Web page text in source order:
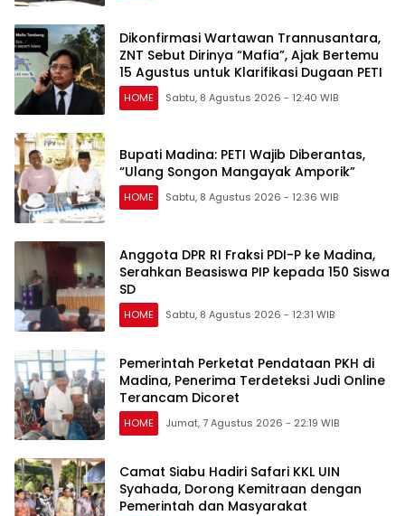
Dikonfirmasi Wartawan Trannusantara,
ZNT Sebut Dirinya “Mafia”, Ajak Bertemu
15 Agustus untuk Klarifikasi Dugaan PETI
HOME Sabtu, 8 Agustus 2026 - 12:40 WIB
Bupati Madina: PETI Wajib Diberantas,
“Ulang Songon Mangayak Amporik”
HOME Sabtu, 8 Agustus 2026 - 12:36 WIB
Anggota DPR RI Fraksi PDI-P ke Madina,
Serahkan Beasiswa PIP kepada 150 Siswa
SD
HOME Sabtu, 8 Agustus 2026 - 12:31 WIB
Pemerintah Perketat Pendataan PKH di
Madina, Penerima Terdeteksi Judi Online
Terancam Dicoret
HOME Jumat, 7 Agustus 2026 - 22:19 WIB
Camat Siabu Hadiri Safari KKL UIN
Syahada, Dorong Kemitraan dengan
Pemerintah dan Masyarakat